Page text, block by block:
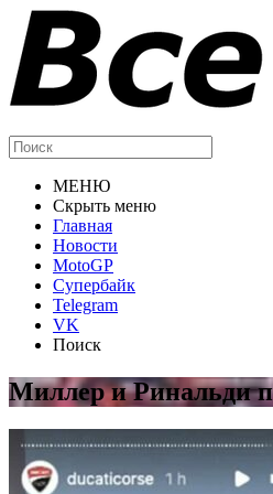
МЕНЮ
Скрыть меню
Главная
Новости
MotoGP
Супербайк
Telegram
VK
Поиск
Миллер и Ринальди